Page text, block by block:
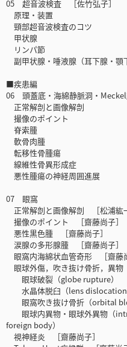
05 超音波検査 ［佐竹弘子］
原理・装置
頸部超音波検査のコツ
甲状腺
リンパ節
副甲状腺・唾液腺（耳下腺・顎
■疾患編
06 頭蓋底・海綿静脈洞・
正常解剖と画像解剖
撮像のポイント
脊索腫
軟骨肉腫
転移性骨腫瘍
線維性骨異形成症
悪性腫瘍の神経周囲進展
07 眼窩
正常解剖と画像解剖 ［松浦紘
撮像のポイント ［齋藤尚子］
悪性黒色腫 ［齋藤尚子］
涙腺の多形腺腫 ［齋藤尚子］
眼窩内海綿状血管奇形 ［齋藤
眼球外傷，吹き抜け骨折，異物
眼球破裂（globe rupture）
水晶体脱臼（lens dislocation
眼窩吹き抜け骨折（orbital
眼球内異物・眼球外異物（
foreign body）
視神経炎 ［齋藤尚子］